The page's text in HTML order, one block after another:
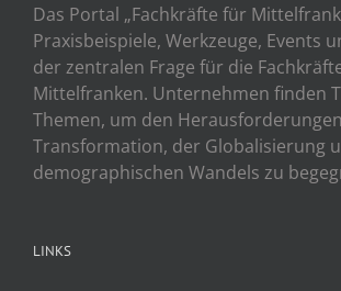
Das Portal „Fachkräfte für
Praxisbeispiele, Werkzeuge, Events
der zentralen Frage für die
Mittelfranken. Unternehmen finden
Themen, um den
Transformation, der Globalisierung
demographischen Wandels zu
LINKS